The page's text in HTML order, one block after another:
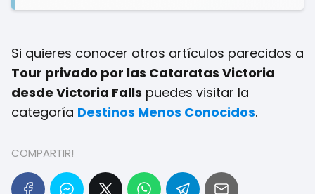
Si quieres conocer otros artículos parecidos a
Tour privado por las Cataratas Victoria
desde Victoria Falls puedes visitar la
categoría Destinos Menos Conocidos.
COMPARTIR!